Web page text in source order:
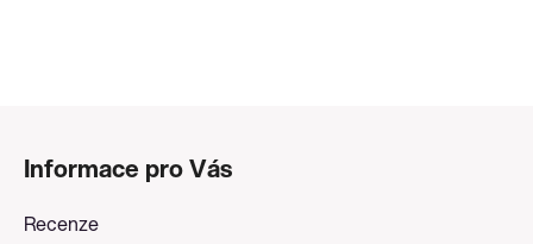
Informace pro Vás
Recenze